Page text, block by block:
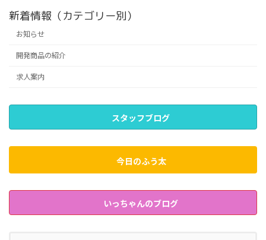
新着情報（カテゴリー別）
お知らせ
開発商品の紹介
求人案内
スタッフブログ
今日のふう太
いっちゃんのブログ